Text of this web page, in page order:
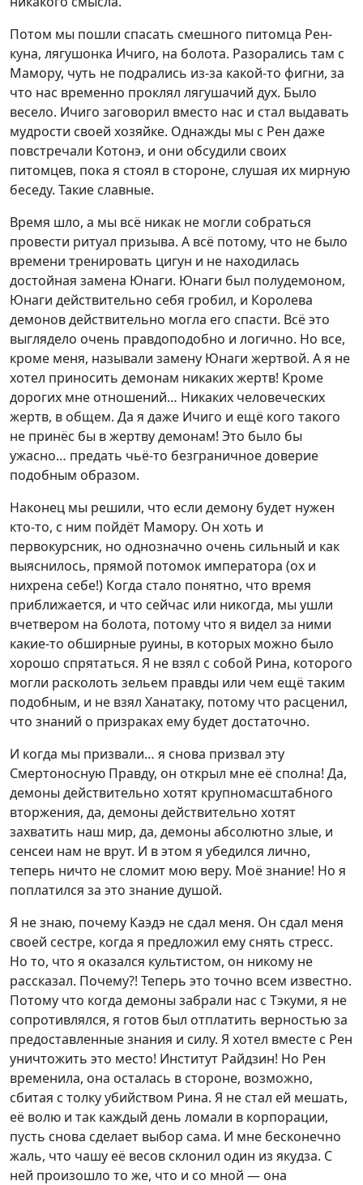
Потом мы пошли спасать смешного питомца Рен-
куна, лягушонка Ичиго, на болота. Разорались там с
Мамору, чуть не подрались из-за какой-то фигни, за
что нас временно проклял лягушачий дух. Было
весело. Ичиго заговорил вместо нас и стал выдавать
мудрости своей хозяйке. Однажды мы с Рен даже
повстречали Котонэ, и они обсудили своих
питомцев, пока я стоял в стороне, слушая их мирную
беседу. Такие славные.
Время шло, а мы всё никак не могли собраться
провести ритуал призыва. А всё потому, что не было
времени тренировать цигун и не находилась
достойная замена Юнаги. Юнаги был полудемоном,
Юнаги действительно себя гробил, и Королева
демонов действительно могла его спасти. Всё это
выглядело очень правдоподобно и логично. Но все,
кроме меня, называли замену Юнаги жертвой. А я не
хотел приносить демонам никаких жертв! Кроме
дорогих мне отношений… Никаких человеческих
жертв, в общем. Да я даже Ичиго и ещё кого такого
не принёс бы в жертву демонам! Это было бы
ужасно… предать чьё-то безграничное доверие
подобным образом.
Наконец мы решили, что если демону будет нужен
кто-то, с ним пойдёт Мамору. Он хоть и
первокурсник, но однозначно очень сильный и как
выяснилось, прямой потомок императора (ох и
нихрена себе!) Когда стало понятно, что время
приближается, и что сейчас или никогда, мы ушли
вчетвером на болота, потому что я видел за ними
какие-то обширные руины, в которых можно было
хорошо спрятаться. Я не взял с собой Рина, которого
могли расколоть зельем правды или чем ещё таким
подобным, и не взял Ханатаку, потому что расценил,
что знаний о призраках ему будет достаточно.
И когда мы призвали… я снова призвал эту
Смертоносную Правду, он открыл мне её сполна! Да,
демоны действительно хотят крупномасштабного
вторжения, да, демоны действительно хотят
захватить наш мир, да, демоны абсолютно злые, и
сенсеи нам не врут. И в этом я убедился лично,
теперь ничто не сломит мою веру. Моё знание! Но я
поплатился за это знание душой.
Я не знаю, почему Каэдэ не сдал меня. Он сдал меня
своей сестре, когда я предложил ему снять стресс.
Но то, что я оказался культистом, он никому не
рассказал. Почему?! Теперь это точно всем известно.
Потому что когда демоны забрали нас с Тэкуми, я не
сопротивлялся, я готов был отплатить верностью за
предоставленные знания и силу. Я хотел вместе с Рен
уничтожить это место! Институт Райдзин! Но Рен
временила, она осталась в стороне, возможно,
сбитая с толку убийством Рина. Я не стал ей мешать,
её волю и так каждый день ломали в корпорации,
пусть снова сделает выбор сама. И мне бесконечно
жаль, что чашу её весов склонил один из якудза. С
ней произошло то же, что и со мной — она